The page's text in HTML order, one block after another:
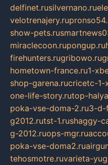
delfinet.rusilvernano.ru
velotrenajery.ru
show-pets.ru
miraclecoon.rupongup.ru
firehunters.rugribowo.ru
hometown-france.ru1-
shop-garena.rucricetc-1-
one-life-story.rutop-
poka-vse-doma-2.ru3-d-
g2012.rutst-1.rushaggy-
g-2012.ruops-mgr.ru
poka-vse-doma2.ru
tehosmotre.ruvarieta-